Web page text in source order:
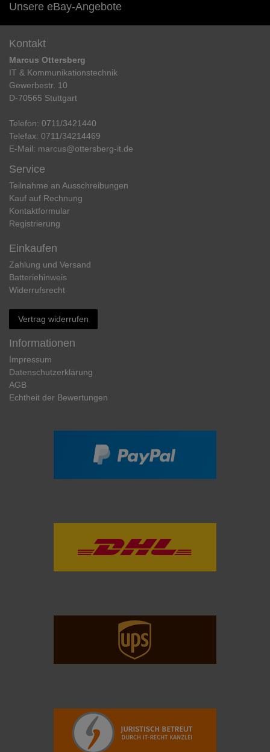
Unsere eBay-Angebote
Kontakt
Marcus Ottersberg
IT & Kommunikationstechnik
Gewerbestr. 10
D-70565 Stuttgart
Telefon: 0711/3421440
Telefax: 0711/34214469
E-Mail: marcus@ottersberg-it.de
Service
Teilnahme an Ausschreibungen
Kauf auf Rechnung
Kontaktformular
Registrierung
Einkaufen
Zahlung und Versand
Batteriehinweis
Widerrufs­recht
Vertrag widerrufen
Informationen
Impressum
Daten­schutz­erklärung
AGB
Echtheit der Bewertungen